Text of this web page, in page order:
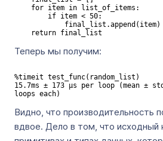
    return final_list
Теперь мы получим:
%timeit test_func(random_list)
15.7ms ± 173 µs per loop (mean ±
loops each)
Видно, что производительность
вдвое. Дело в том, что исходный